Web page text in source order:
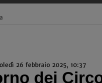
26 febbraio 2025, 10:37
dei